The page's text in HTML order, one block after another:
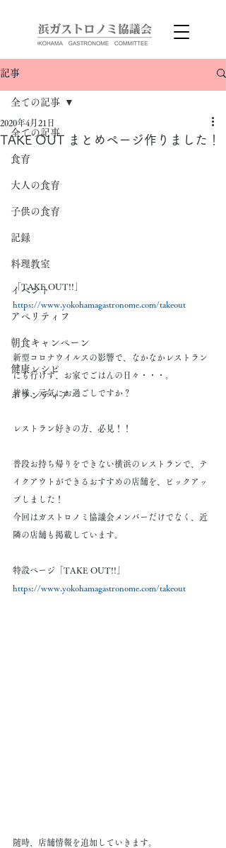
記事
全ての記事
食育
大人の食育
子供の食育
記録
料理教室
イベント
アペリティフ
朝食キャンペーン
健康レシピ
ボランティア
全ての記事
TAKE OUT まとめページ作りました！
2020年4月21日
「TAKE OUT!!」
https://www.yokohamagastronome.com/takeout
新型コロナウイルスの影響で、なかなかレストラン
にも行けず、お家でごはんの日々・・・。
皆様、元気にお過ごしですか？
レストラン好きの方、必見！！
普段お持ち帰りをできない横浜のレストランで、テ
イクアウトができるおすすめの店舗を、ピックアッ
プしました！
今回はガストロノミ協議会メンバーだけでなく、近
隣の店舗も掲載しています。
特設ページ「TAKE OUT!!」
https://www.yokohamagastronome.com/takeout
随時、店舗情報を追加していきます。